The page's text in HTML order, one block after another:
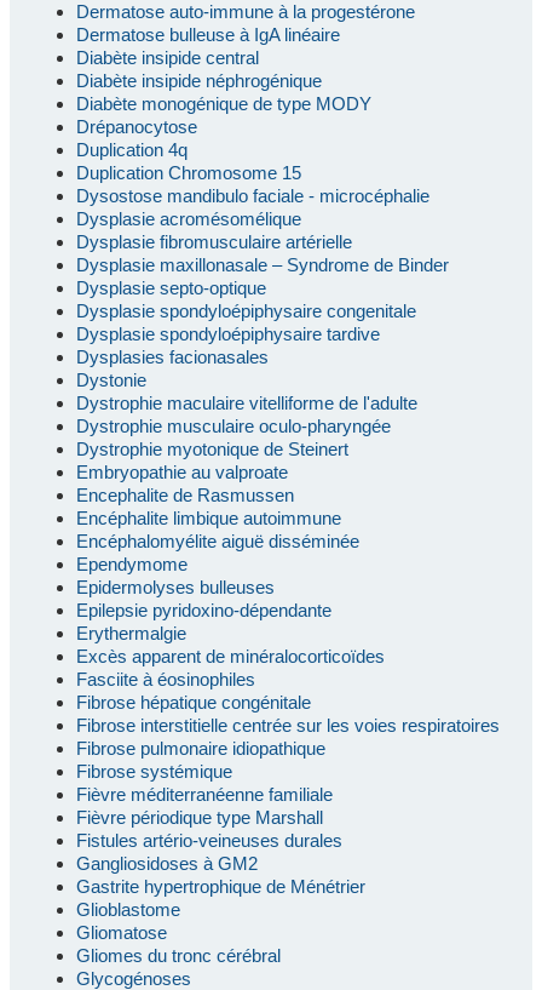
Dermatose auto-immune à la progestérone
Dermatose bulleuse à IgA linéaire
Diabète insipide central
Diabète insipide néphrogénique
Diabète monogénique de type MODY
Drépanocytose
Duplication 4q
Duplication Chromosome 15
Dysostose mandibulo faciale - microcéphalie
Dysplasie acromésomélique
Dysplasie fibromusculaire artérielle
Dysplasie maxillonasale – Syndrome de Binder
Dysplasie septo-optique
Dysplasie spondyloépiphysaire congenitale
Dysplasie spondyloépiphysaire tardive
Dysplasies facionasales
Dystonie
Dystrophie maculaire vitelliforme de l'adulte
Dystrophie musculaire oculo-pharyngée
Dystrophie myotonique de Steinert
Embryopathie au valproate
Encephalite de Rasmussen
Encéphalite limbique autoimmune
Encéphalomyélite aiguë disséminée
Ependymome
Epidermolyses bulleuses
Epilepsie pyridoxino-dépendante
Erythermalgie
Excès apparent de minéralocorticoïdes
Fasciite à éosinophiles
Fibrose hépatique congénitale
Fibrose interstitielle centrée sur les voies respiratoires
Fibrose pulmonaire idiopathique
Fibrose systémique
Fièvre méditerranéenne familiale
Fièvre périodique type Marshall
Fistules artério-veineuses durales
Gangliosidoses à GM2
Gastrite hypertrophique de Ménétrier
Glioblastome
Gliomatose
Gliomes du tronc cérébral
Glycogénoses